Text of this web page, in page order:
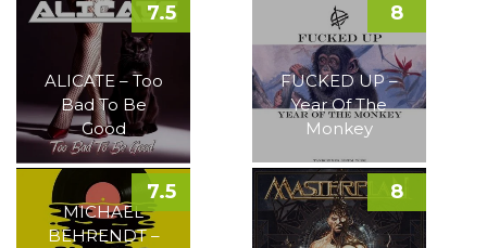
ALICATE – Too
Bad To Be
Good
7.5
FUCKED UP –
Year Of The
Monkey
8
MICHAEL
BEHRENDT –
7.5 8